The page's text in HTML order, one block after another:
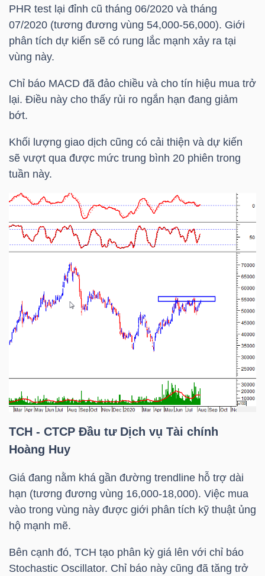
PHR test lại đỉnh cũ tháng 06/2020 và tháng
07/2020 (tương đương vùng 54,000-56,000). Giới
phân tích dự kiến sẽ có rung lắc mạnh xảy ra tại
vùng này.
Chỉ báo MACD đã đảo chiều và cho tín hiệu mua trở
lại. Điều này cho thấy rủi ro ngắn hạn đang giảm
bớt.
Khối lượng giao dịch cũng có cải thiện và dự kiến
sẽ vượt qua được mức trung bình 20 phiên trong
tuần này.
TCH - CTCP Đầu tư Dịch vụ Tài chính
Hoàng Huy
Giá đang nằm khá gần đường trendline hỗ trợ dài
hạn (tương đương vùng 16,000-18,000). Việc mua
vào trong vùng này được giới phân tích kỹ thuật ủng
hộ mạnh mẽ.
Bên cạnh đó, TCH tạo phân kỳ giá lên với chỉ báo
Stochastic Oscillator. Chỉ báo này cũng đã tăng trở
Sách
tài
chính
Công
Truyền
liệu
tài
chính